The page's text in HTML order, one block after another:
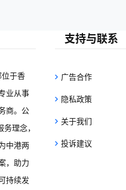
于香
业从事
商。公
理念，
中港两
，助力
持续发
支持与联系
广告合作
隐私政策
关于我们
投诉建议